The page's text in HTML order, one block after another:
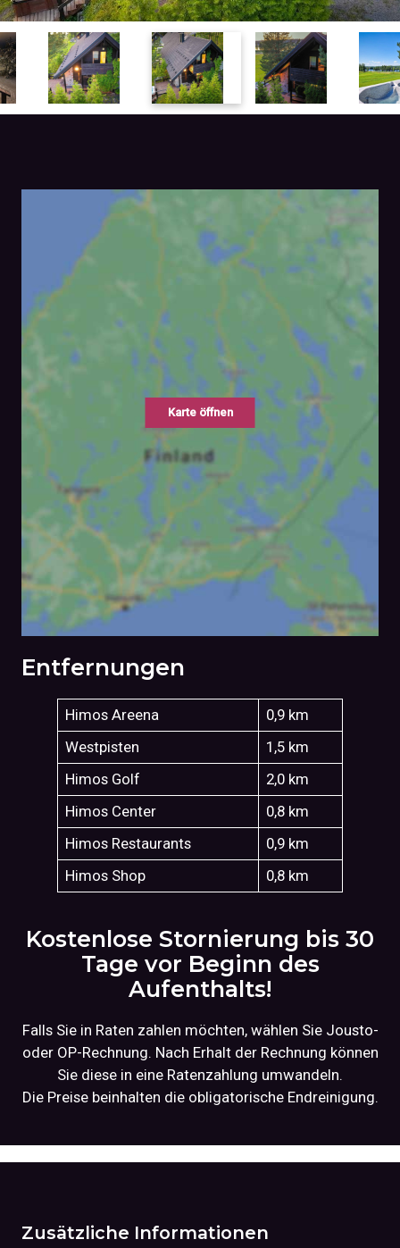
Karte öffnen
Entfernungen
Himos Areena
0,9 km
Westpisten
1,5 km
Himos Golf
2,0 km
Himos Center
0,8 km
Himos Restaurants
0,9 km
Himos Shop
0,8 km
Kostenlose Stornierung bis 30
Tage vor Beginn des
Aufenthalts!
Falls Sie in Raten zahlen möchten, wählen Sie Jousto-
oder OP-Rechnung. Nach Erhalt der Rechnung können
Sie diese in eine Ratenzahlung umwandeln.
Die Preise beinhalten die obligatorische Endreinigung.
Zusätzliche Informationen